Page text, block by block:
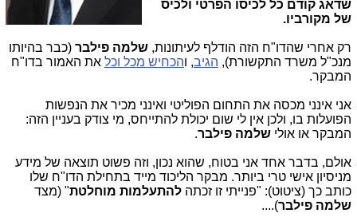
שדאג קודם כל לכיסו הפרטי ולכיס
של מקורביו.
רק אחרי שהדו"ח הזה הודלף לעיתונות, שלמה פילבר (כבר בהיותו
מנכ"ל משרד התקשורת), הגיב, והכחיש מכל וכל את האמור בדו"ח
המבקר.
אני אינני מכסה את התחום הפוליטי ואינני מכיר את הנפשות
הפועלות בו, ולכן אין לי שום יכולת להתייחס, מי צודק בעניין הזה:
המבקר או אולי שלמה פילבר.
אולם, בדבר אחד אני בטוח, שהוא נכון, וזה פשוט תוצאה של מידע
מניסיון אישי טרי ביותר. מבקר הליכוד מייד בתחילת הדו"ח שלו
כותב כך (ציטוט): "פנייתי זו זכתה להתעלמות מוחלטת" (מצד
שלמה פילבר)....